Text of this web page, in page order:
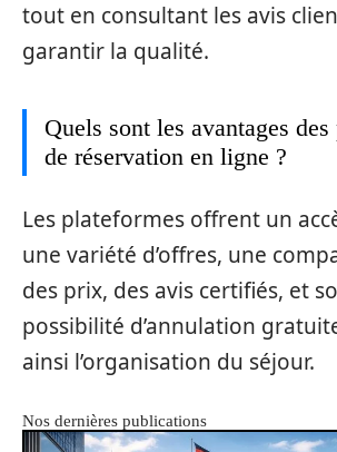
tout en consultant les avis
garantir la qualité.
Quels sont les avantages
de réservation en ligne ?
Les plateformes offrent un
une variété d’offres, une
des prix, des avis certifiés, et
possibilité d’annulation
ainsi l’organisation du séjour.
Nos dernières publications